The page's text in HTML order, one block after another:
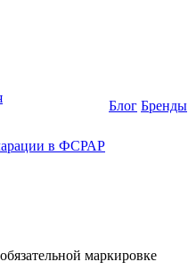
в ФСРАР
Блог Бренды
маркировке